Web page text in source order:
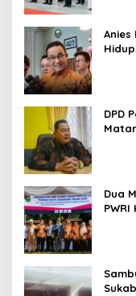
Anies
DPD
Dua